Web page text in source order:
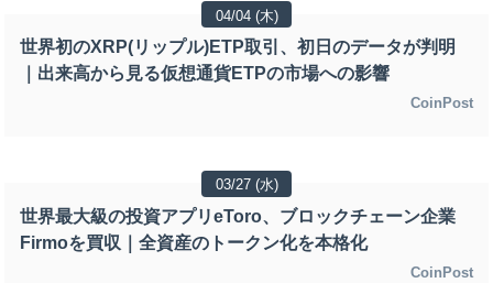
04/04 (木)
世界初のXRP(リップル)ETP取引、初日のデータが判明
｜出来高から見る仮想通貨ETPの市場への影響
CoinPost
03/27 (水)
世界最大級の投資アプリeToro、ブロックチェーン企業
Firmoを買収｜全資産のトークン化を本格化
CoinPost